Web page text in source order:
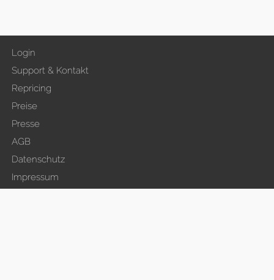
Login
Support & Kontakt
Repricing
Preise
Presse
AGB
Datenschutz
Impressum